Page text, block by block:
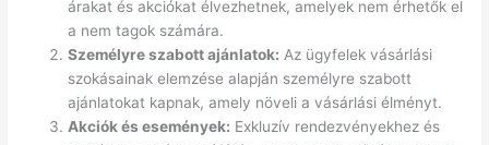
árakat és akciókat élvezhetnek, amelyek nem érhetők el
a nem tagok számára.
Személyre szabott ajánlatok: Az ügyfelek vásárlási
szokásainak elemzése alapján személyre szabott
ajánlatokat kapnak, amely növeli a vásárlási élményt.
Akciók és események: Exkluzív rendezvényekhez és